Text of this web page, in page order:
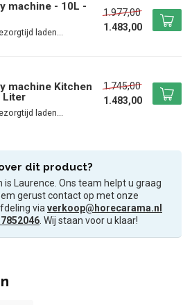
machine - 10L -
1.977,00
1.483,00
machine Kitchen
Liter
1.745,00
1.483,00
dit product?
is Laurence. Ons team helpt u graag
gerust contact op met onze
viaverkoop@horecarama.nl
. Wij staan voor u klaar!